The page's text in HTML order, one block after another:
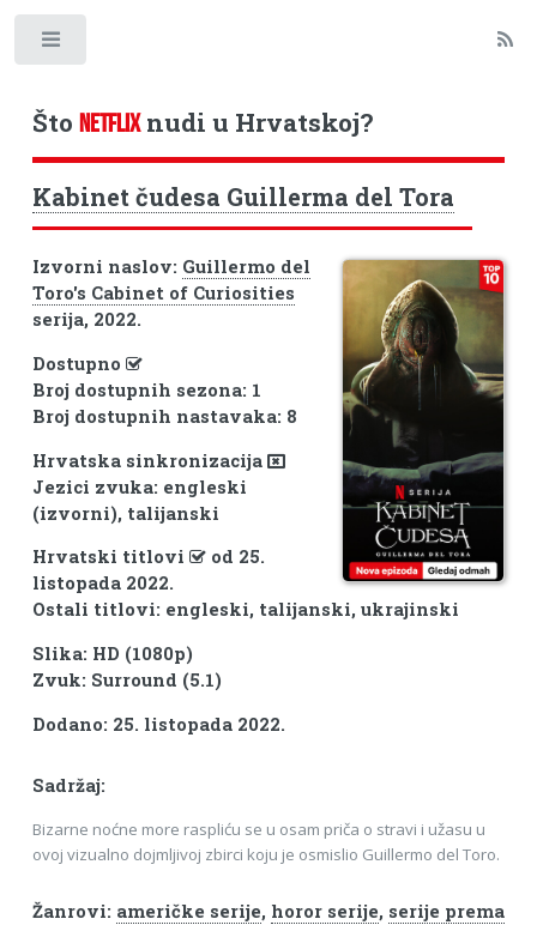
Što NETFLIXnudi u Hrvatskoj?
Kabinet čudesa Guillerma del Tora
Izvorni naslov: Guillermo del
Toro's Cabinet of Curiosities
serija, 2022.
Dostupno
Broj dostupnih sezona: 1
Broj dostupnih nastavaka: 8
Hrvatska sinkronizacija
Jezici zvuka: engleski
(izvorni), talijanski
Hrvatski titlovi
od 25.
listopada 2022.
Ostali titlovi: engleski, talijanski, ukrajinski
Slika: HD (1080p)
Zvuk: Surround (5.1)
Dodano: 25. listopada 2022.
Sadržaj:
Bizarne noćne more raspliću se u osam priča o stravi i užasu u
ovoj vizualno dojmljivoj zbirci koju je osmislio Guillermo del Toro.
Žanrovi: američke serije, horor serije, serije prema